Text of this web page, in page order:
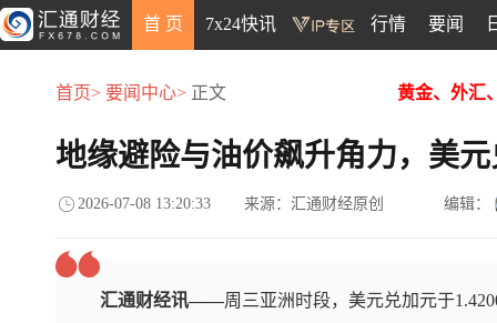
首 页 7x24快讯 行情 要闻
首页> 要闻中心> 正文 黄金、外汇
地缘避险与油价飙升角力，美
2026-07-08 13:20:33 来源：汇通财经原创 编辑：
汇通财经讯——周三亚洲时段，美元兑加元于